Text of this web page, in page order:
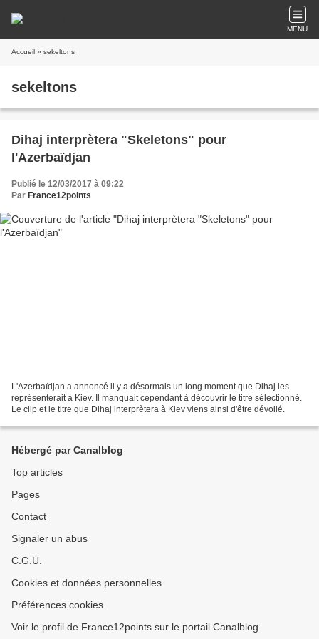
MENU
Accueil » sekeltons
sekeltons
Dihaj interprètera "Skeletons" pour
l'Azerbaïdjan
Publié le 12/03/2017 à 09:22
Par France12points
L'Azerbaïdjan a annoncé il y a désormais un long moment que Dihaj les
représenterait à Kiev. Il manquait cependant à découvrir le titre sélectionné.
Le clip et le titre que Dihaj interprètera à Kiev viens ainsi d'être dévoilé.
Hébergé par Canalblog
Top articles
Pages
Contact
Signaler un abus
C.G.U.
Cookies et données personnelles
Préférences cookies
Voir le profil de France12points sur le portail Canalblog